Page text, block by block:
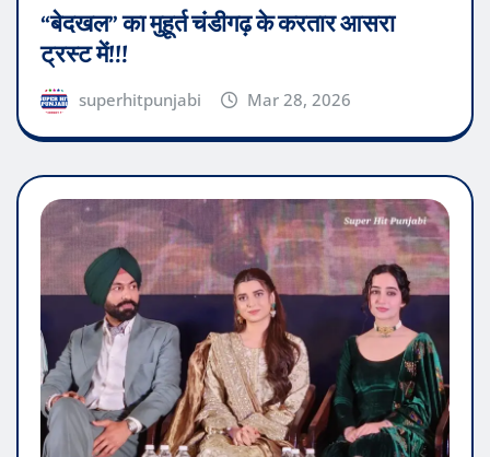
“बेदखल” का मुहूर्त चंडीगढ़ के करतार आसरा
ट्रस्ट में!!!
superhitpunjabi Mar 28, 2026